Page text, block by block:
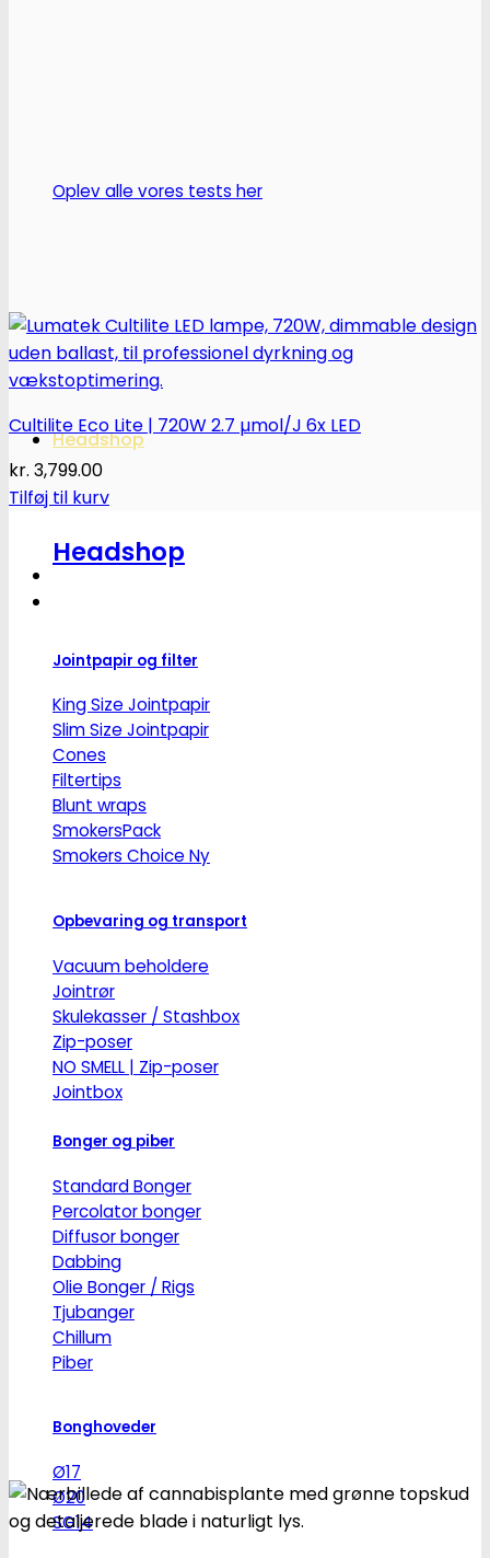
Oplev alle vores tests her
Headshop
Headshop
Jointpapir og filter
King Size Jointpapir
Slim Size Jointpapir
Cones
Filtertips
Blunt wraps
SmokersPack
Smokers Choice
Opbevaring og transport
Vacuum beholdere
Jointrør
Skulekasser / Stashbox
Zip-poser
NO SMELL | Zip-poser
Jointbox
Bonger og piber
Standard Bonger
Percolator bonger
Diffusor bonger
Dabbing
Olie Bonger / Rigs
Tjubanger
Chillum
Piber
Bonghoveder
Ø17
Ø20
SG14
Cultilite Eco Lite | 720W 2.7 µmol/J 6x LED
kr. 3,799.00
Tilføj til kurv